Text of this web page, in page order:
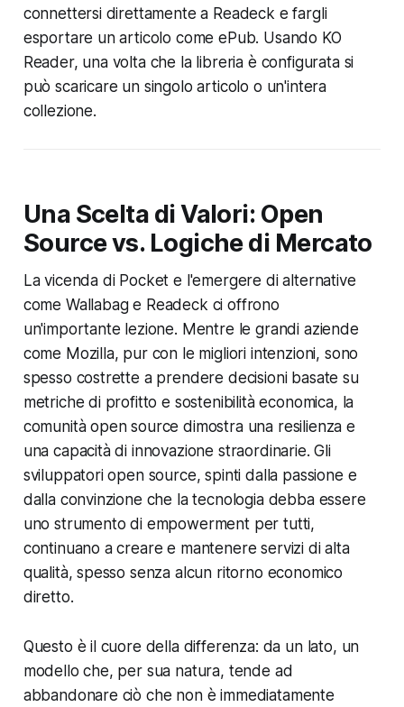
connettersi direttamente a Readeck e fargli
esportare un articolo come ePub. Usando KO
Reader, una volta che la libreria è configurata si
può scaricare un singolo articolo o un'intera
collezione.
Una Scelta di Valori: Open
Source vs. Logiche di Mercato
La vicenda di Pocket e l'emergere di alternative
come Wallabag e Readeck ci offrono
un'importante lezione. Mentre le grandi aziende
come Mozilla, pur con le migliori intenzioni, sono
spesso costrette a prendere decisioni basate su
metriche di profitto e sostenibilità economica, la
comunità open source dimostra una resilienza e
una capacità di innovazione straordinarie. Gli
sviluppatori open source, spinti dalla passione e
dalla convinzione che la tecnologia debba essere
uno strumento di empowerment per tutti,
continuano a creare e mantenere servizi di alta
qualità, spesso senza alcun ritorno economico
diretto.
Questo è il cuore della differenza: da un lato, un
modello che, per sua natura, tende ad
abbandonare ciò che non è immediatamente